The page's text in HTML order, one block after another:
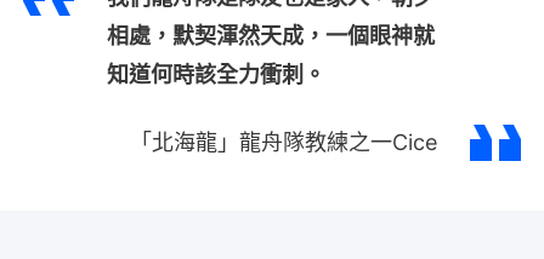
相處，默契渾然天成，一個眼神就
知道何時該全力衝刺。
「北海龍」龍舟隊教練之一Cice